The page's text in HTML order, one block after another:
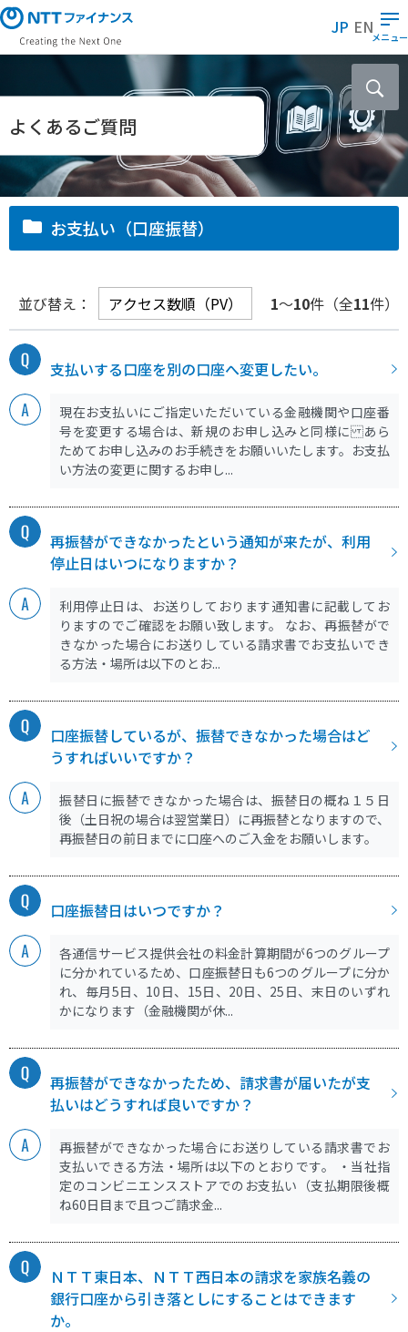
メ
イ
ン
ン
ン
ツ
ス
ッ
JP ENメニュー
よくあるご質問
お支払い（口座振替）
並び替え： 1～10件（全11件）
支払いする口座を別の口座へ変更したい。
現在お支払いにご指定いただいている金融機関や口座番
号を変更する場合は、新規のお申し込みと同様に あら
ためてお申し込みのお手続きをお願いいたします。お支払
い方法の変更に関するお申し...
再振替ができなかったという通知が来たが、利用
停止日はいつになりますか？
利用停止日は、お送りしております通知書に記載してお
りますのでご確認をお願い致します。 なお、再振替がで
きなかった場合にお送りしている請求書でお支払いでき
る方法・場所は以下のとお...
口座振替しているが、振替できなかった場合はど
うすればいいですか？
振替日に振替できなかった場合は、振替日の概ね１５日
後（土日祝の場合は翌営業日）に再振替となりますので、
再振替日の前日までに口座へのご入金をお願いします。
口座振替日はいつですか？
各通信サービス提供会社の料金計算期間が6つのグループ
に分かれているため、口座振替日も6つのグループに分か
れ、毎月5日、10日、15日、20日、25日、末日のいずれ
かになります（金融機関が休...
再振替ができなかったため、請求書が届いたが支
払いはどうすれば良いですか？
再振替ができなかった場合にお送りしている請求書でお
支払いできる方法・場所は以下のとおりです。 ・当社指
定のコンビニエンスストアでのお支払い（支払期限後概
ね60日目まで且つご請求金...
ＮＴＴ東日本、ＮＴＴ西日本の請求を家族名義の
銀行口座から引き落としにすることはできます
か。